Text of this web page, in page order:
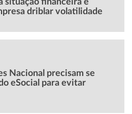
situação financeira é
driblar volatilidade
Nacional precisam se
eSocial para evitar